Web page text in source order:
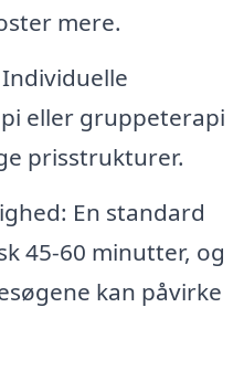
mere.
eller gruppeterapi
prisstrukturer.
En standard
45-60 minutter, og
kan påvirke